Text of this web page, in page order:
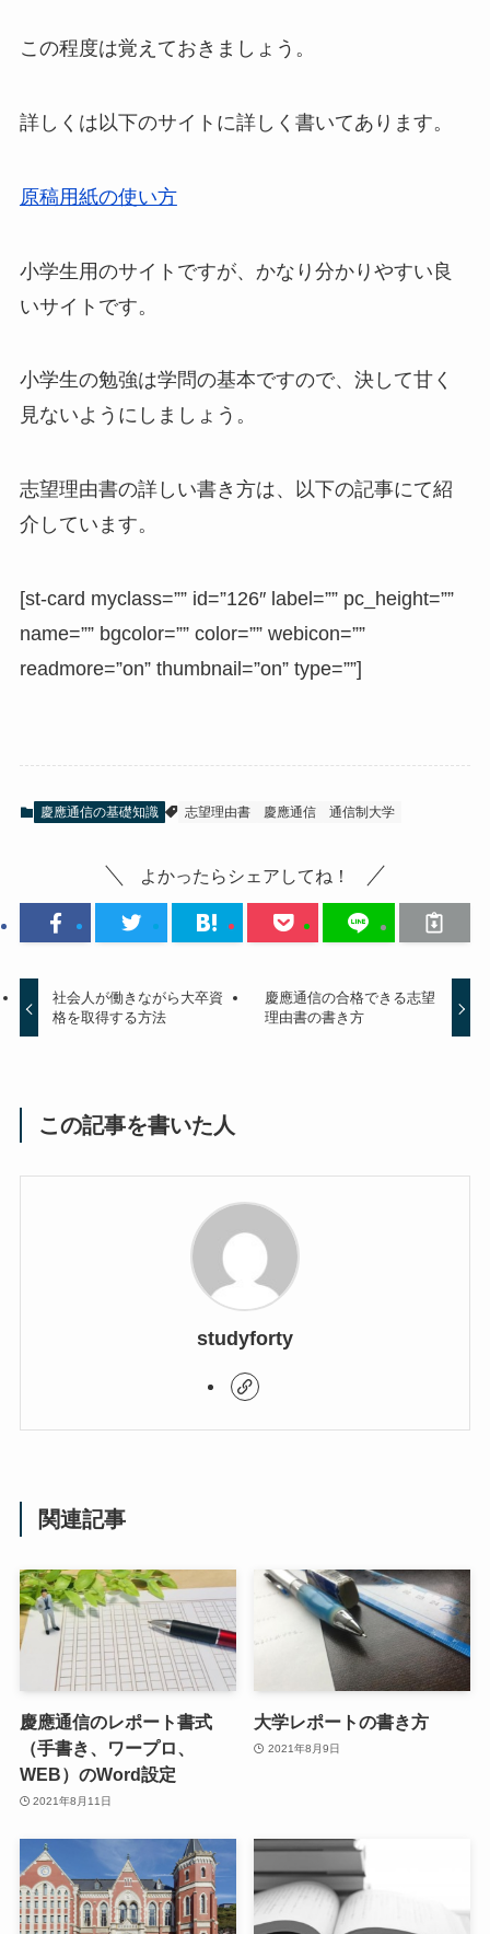
この程度は覚えておきましょう。
詳しくは以下のサイトに詳しく書いてあります。
原稿用紙の使い方
小学生用のサイトですが、かなり分かりやすい良
いサイトです。
小学生の勉強は学問の基本ですので、決して甘く
見ないようにしましょう。
志望理由書の詳しい書き方は、以下の記事にて紹
介しています。
[st-card myclass=”” id=”126″ label=”” pc_height=””
name=”” bgcolor=”” color=”” webicon=””
readmore=”on” thumbnail=”on” type=””]
慶應通信の基礎知識 志望理由書 慶應通信 通信制大学
よかったらシェアしてね！
社会人が働きながら大卒資
格を取得する方法
慶應通信の合格できる志望
理由書の書き方
この記事を書いた人
studyforty
関連記事
慶應通信のレポート書式
（手書き、ワープロ、
WEB）のWord設定
2021年8月11日
大学レポートの書き方
2021年8月9日